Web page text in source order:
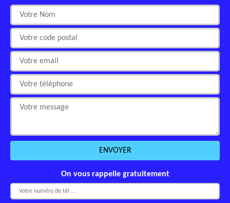
On vous rappelle gratuitement